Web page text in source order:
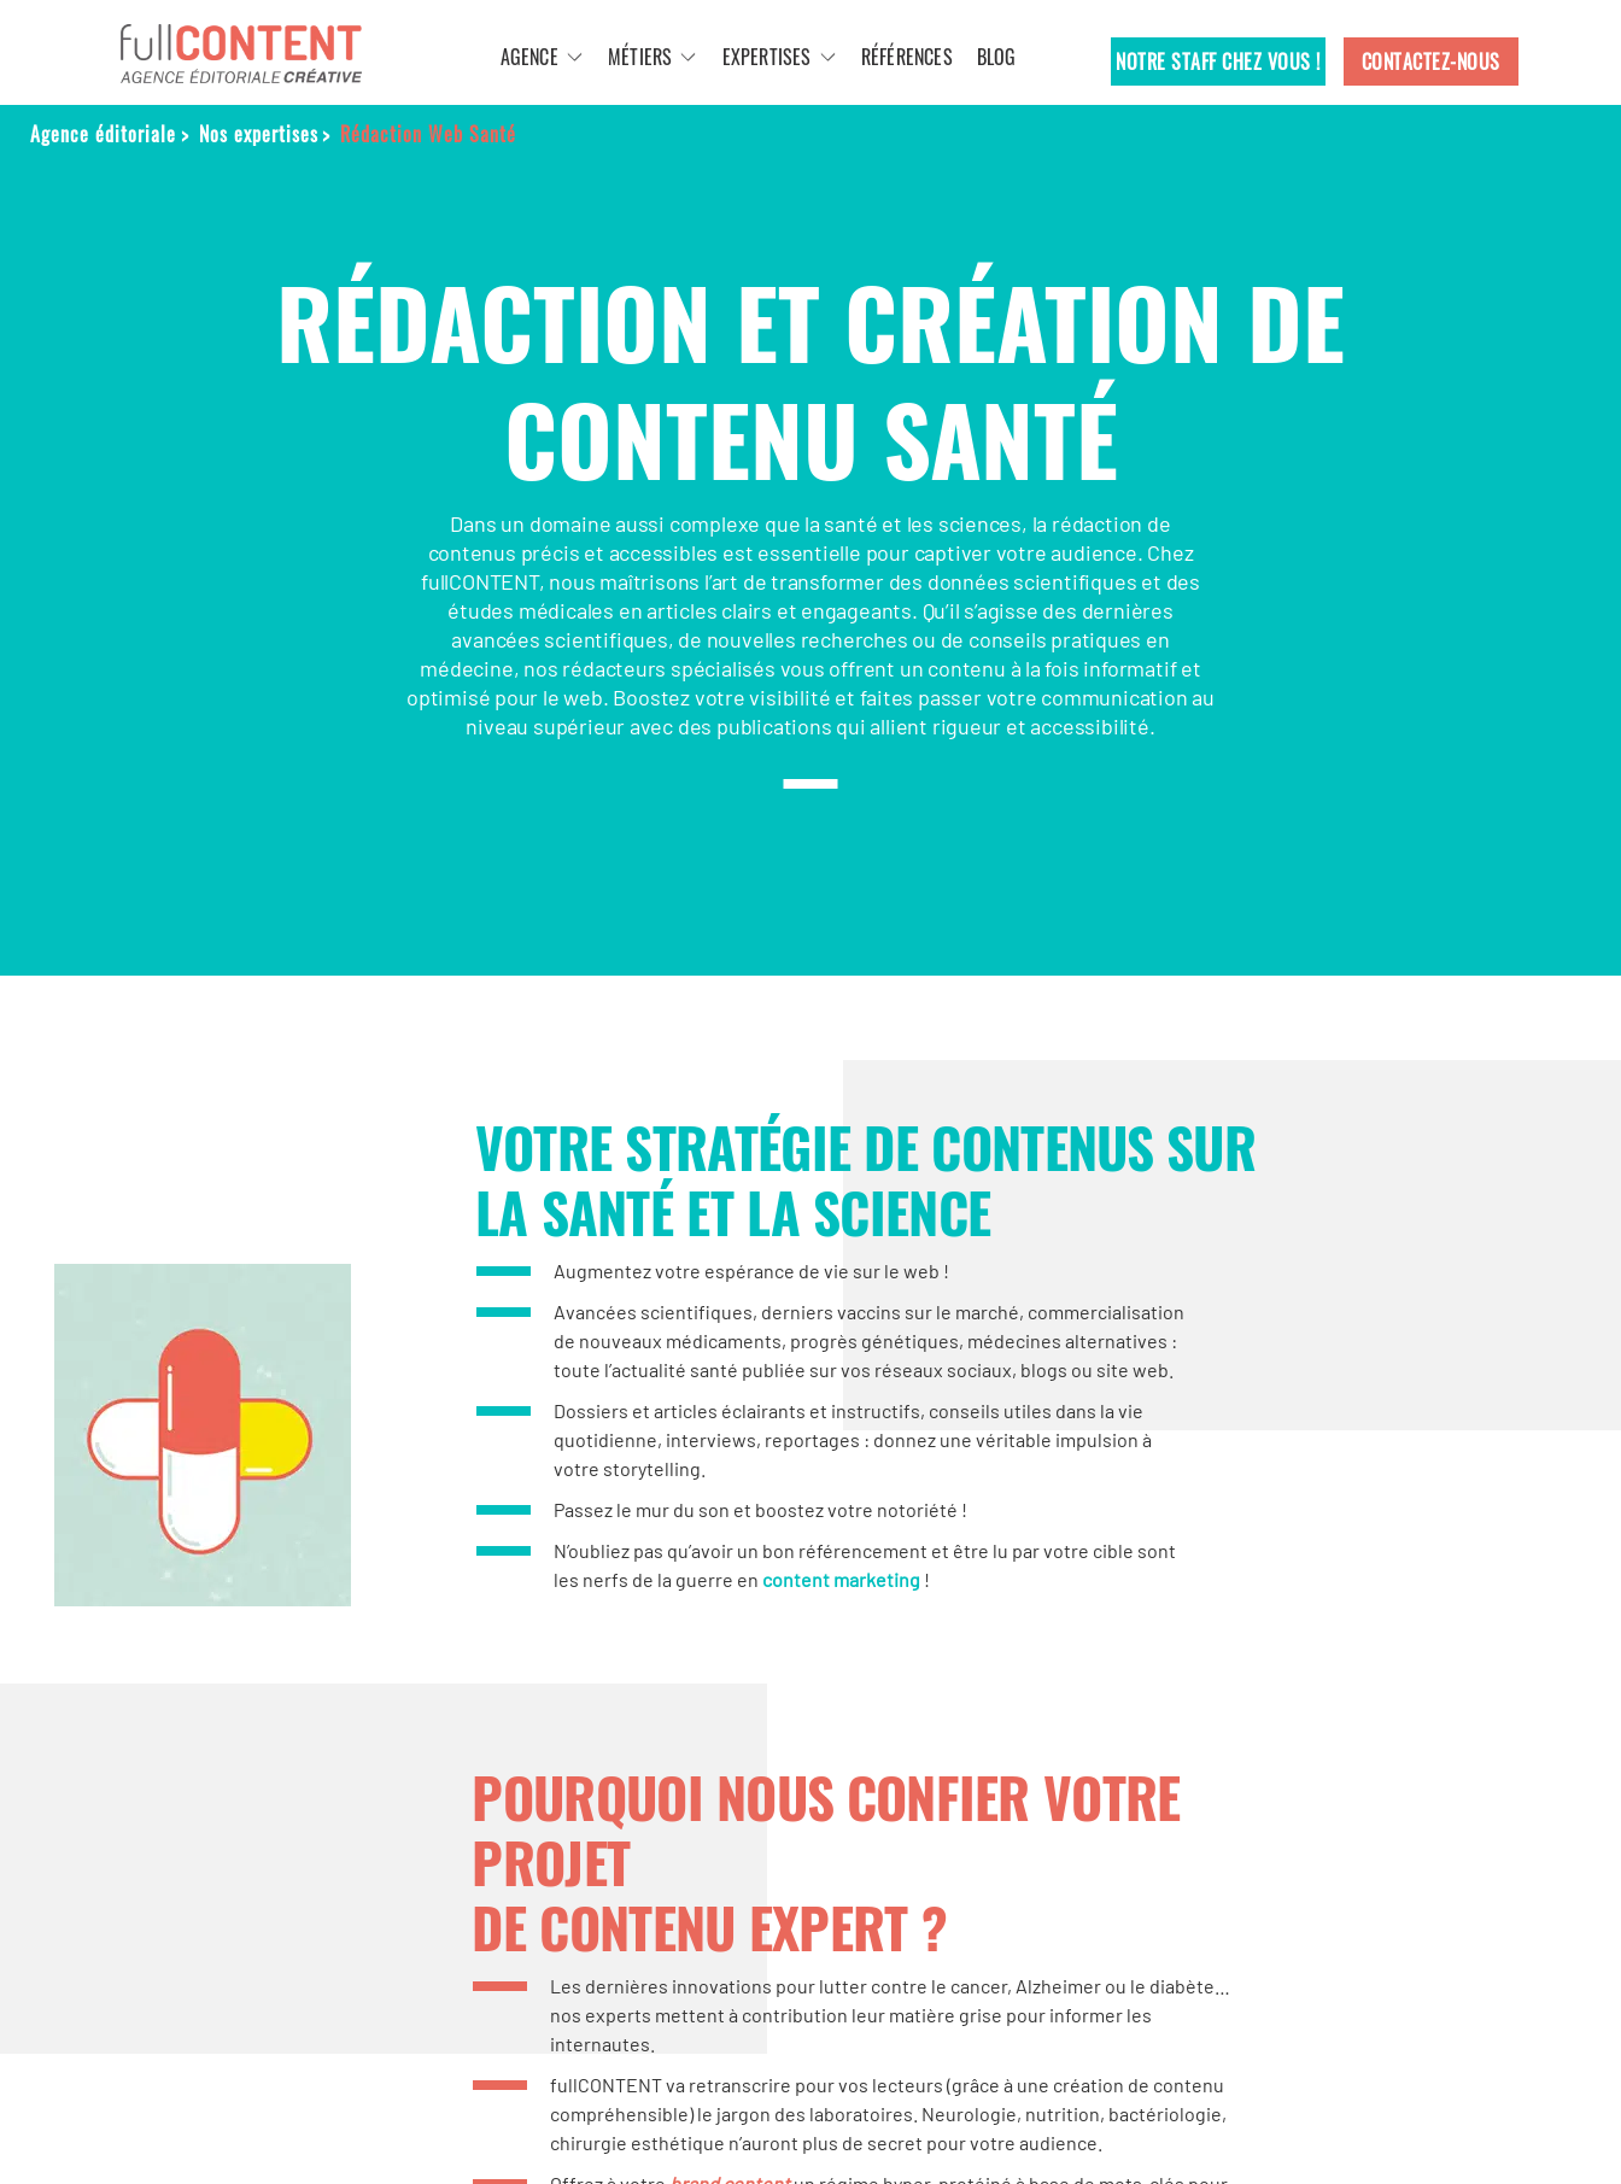
AGENCE MÉTIERS EXPERTISES RÉFÉRENCES BLOG NOTRE STAFF CHEZ VOUS ! CONTACTEZ-NOUS
Agence éditoriale > Nos expertises> Rédaction Web Santé
RÉDACTION ET CRÉATION DE
CONTENU SANTÉ
Dans un domaine aussi complexe que la santé et les sciences, la rédaction de
contenus précis et accessibles est essentielle pour captiver votre audience. Chez
fullCONTENT, nous maîtrisons l’art de transformer des données scientifiques et des
études médicales en articles clairs et engageants. Qu’il s’agisse des dernières
avancées scientifiques, de nouvelles recherches ou de conseils pratiques en
médecine, nos rédacteurs spécialisés vous offrent un contenu à la fois informatif et
optimisé pour le web. Boostez votre visibilité et faites passer votre communication au
niveau supérieur avec des publications qui allient rigueur et accessibilité.
VOTRE STRATÉGIE DE CONTENUS SUR
LA SANTÉ ET LA SCIENCE
Augmentez votre espérance de vie sur le web !
Avancées scientifiques, derniers vaccins sur le marché, commercialisation
de nouveaux médicaments, progrès génétiques, médecines alternatives :
toute l’actualité santé publiée sur vos réseaux sociaux, blogs ou site web.
Dossiers et articles éclairants et instructifs, conseils utiles dans la vie
quotidienne, interviews, reportages : donnez une véritable impulsion à
votre storytelling.
Passez le mur du son et boostez votre notoriété !
N’oubliez pas qu’avoir un bon référencement et être lu par votre cible sont
les nerfs de la guerre en content marketing !
POURQUOI NOUS CONFIER VOTRE
PROJET
DE CONTENU EXPERT ?
Les dernières innovations pour lutter contre le cancer, Alzheimer ou le diabète…
nos experts mettent à contribution leur matière grise pour informer les
internautes.
fullCONTENT va retranscrire pour vos lecteurs (grâce à une création de contenu
compréhensible) le jargon des laboratoires. Neurologie, nutrition, bactériologie,
chirurgie esthétique n’auront plus de secret pour votre audience.